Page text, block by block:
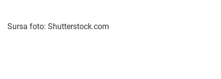
Sursa foto: Shutterstock.com